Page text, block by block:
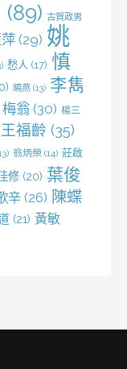
(89) 古賀政男
(29) 姚
愁人 (17) 慎
曉燕 (13) 李雋
梅翁 (30) 楊三
王福齡 (35)
翁炳榮 (14) 莊啟
修 (20) 葉俊
辛 (26) 陳蝶
(21) 黃敏